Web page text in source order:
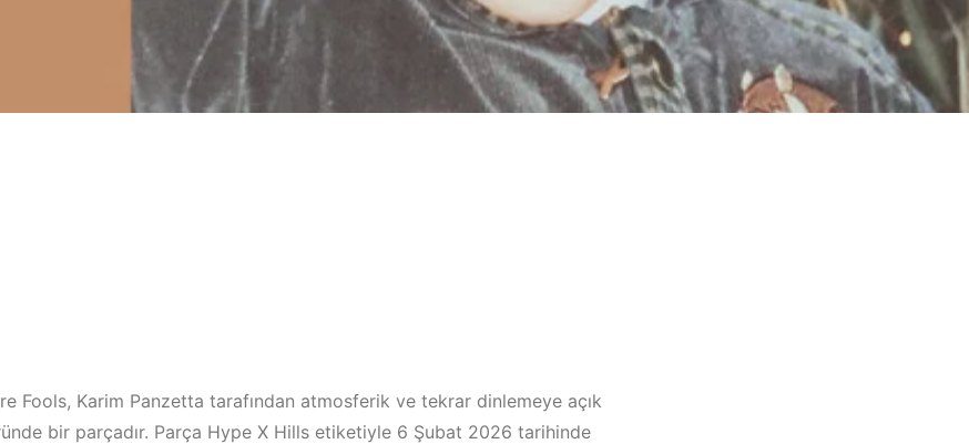
Fools, Karim Panzetta tarafından atmosferik ve tekrar dinlemeye açık
bir parçadır. Parça Hype X Hills etiketiyle 6 Şubat 2026 tarihinde